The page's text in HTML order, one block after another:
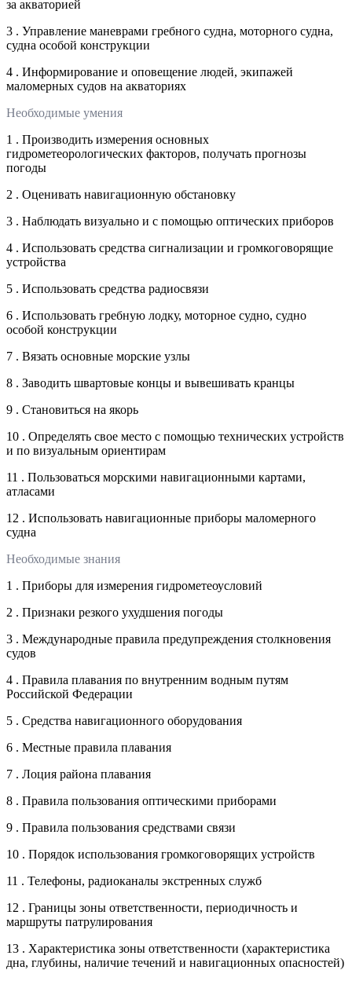
за акваторией
3 . Управление маневрами гребного судна, моторного судна,
судна особой конструкции
4 . Информирование и оповещение людей, экипажей
маломерных судов на акваториях
Необходимые умения
1 . Производить измерения основных
гидрометеорологических факторов, получать прогнозы
погоды
2 . Оценивать навигационную обстановку
3 . Наблюдать визуально и с помощью оптических приборов
4 . Использовать средства сигнализации и громкоговорящие
устройства
5 . Использовать средства радиосвязи
6 . Использовать гребную лодку, моторное судно, судно
особой конструкции
7 . Вязать основные морские узлы
8 . Заводить швартовые концы и вывешивать кранцы
9 . Становиться на якорь
10 . Определять свое место с помощью технических устройств
и по визуальным ориентирам
11 . Пользоваться морскими навигационными картами,
атласами
12 . Использовать навигационные приборы маломерного
судна
Необходимые знания
1 . Приборы для измерения гидрометеоусловий
2 . Признаки резкого ухудшения погоды
3 . Международные правила предупреждения столкновения
судов
4 . Правила плавания по внутренним водным путям
Российской Федерации
5 . Средства навигационного оборудования
6 . Местные правила плавания
7 . Лоция района плавания
8 . Правила пользования оптическими приборами
9 . Правила пользования средствами связи
10 . Порядок использования громкоговорящих устройств
11 . Телефоны, радиоканалы экстренных служб
12 . Границы зоны ответственности, периодичность и
маршруты патрулирования
13 . Характеристика зоны ответственности (характеристика
дна, глубины, наличие течений и навигационных опасностей)